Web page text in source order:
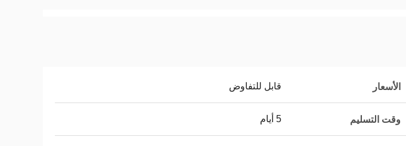
الأسعار قابل للتفاوض
وقت التسليم 5 أيام